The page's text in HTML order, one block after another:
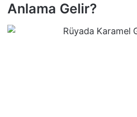
Anlama Gelir?